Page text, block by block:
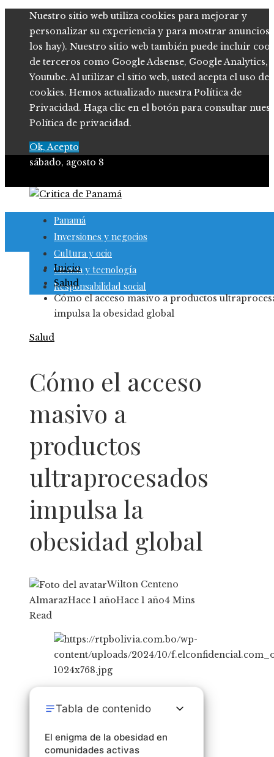
Nuestro sitio web utiliza cookies para mejorar y
personalizar su experiencia y para mostrar anuncios
los hay). Nuestro sitio web también puede incluir
de terceros como Google Adsense, Google Analytics,
Youtube. Al utilizar el sitio web, usted acepta el uso de
cookies. Hemos actualizado nuestra Política de
Privacidad. Haga clic en el botón para consultar
Política de privacidad.
Ok, Acepto
sábado, agosto 8
Panamá
Inversiones y negocios
Cultura y ocio
Ciencia y tecnología
Responsabilidad social
Inicio
Salud
Cómo el acceso masivo a productos
impulsa la obesidad global
Salud
Cómo el acceso
masivo a
productos
ultraprocesados
impulsa la
obesidad global
Wilton Centeno
AlmarazHace 1 añoHace 1 año4 Mins
Read
Tabla de contenido
El enigma de la obesidad en
comunidades activas